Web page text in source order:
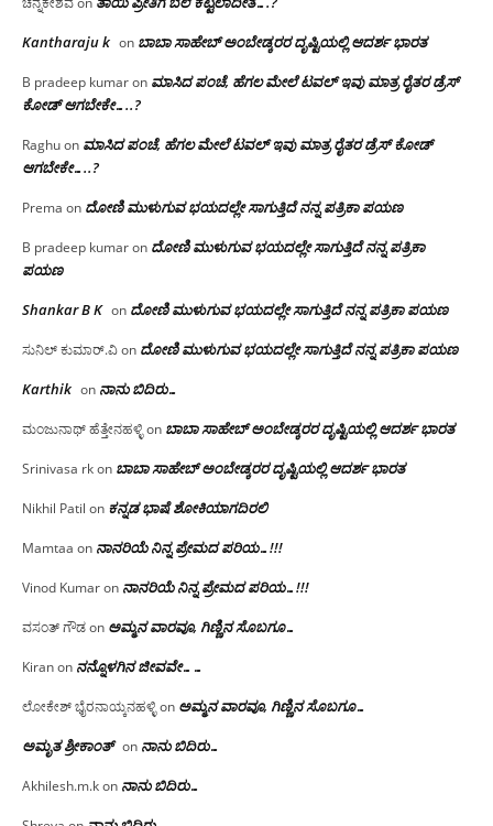
Kantharaju k on ಬಾಬಾ ಸಾಹೇಬ್ ಅಂಬೇಡ್ಕರರ ದೃಷ್ಟಿಯಲ್ಲಿ ಆದರ್ಶ ಭಾರತ
B pradeep kumaron ಮಾಸಿದ ಪಂಚೆ, ಹೆಗಲ ಮೇಲೆ ಟವಲ್‌ ಇವು ಮಾತ್ರ ರೈತರ ಡ್ರೆಸ್‌
ಕೋಡ್ ಆಗಬೇಕೇ…..?‌
Raghuon ಮಾಸಿದ ಪಂಚೆ, ಹೆಗಲ ಮೇಲೆ ಟವಲ್‌ ಇವು ಮಾತ್ರ ರೈತರ ಡ್ರೆಸ್‌ ಕೋಡ್
ಆಗಬೇಕೇ…..?‌
Prema on ದೋಣಿ ಮುಳುಗುವ ಭಯದಲ್ಲೇ ಸಾಗುತ್ತಿದೆ ನನ್ನ ಪತ್ರಿಕಾ ಪಯಣ
B pradeep kumaron ದೋಣಿ ಮುಳುಗುವ ಭಯದಲ್ಲೇ ಸಾಗುತ್ತಿದೆ ನನ್ನ ಪತ್ರಿಕಾ
ಪಯಣ
Shankar B K on ದೋಣಿ ಮುಳುಗುವ ಭಯದಲ್ಲೇ ಸಾಗುತ್ತಿದೆ ನನ್ನ ಪತ್ರಿಕಾ ಪಯಣ
ಸುನಿಲ್ ಕುಮಾರ್.ವಿon ದೋಣಿ ಮುಳುಗುವ ಭಯದಲ್ಲೇ ಸಾಗುತ್ತಿದೆ ನನ್ನ ಪತ್ರಿಕಾ ಪಯಣ
Karthik on ನಾನು ಬಿದಿರು…
ಮಂಜುನಾಥ್ ಹೆತ್ತೇನಹಳ್ಳಿon ಬಾಬಾ ಸಾಹೇಬ್ ಅಂಬೇಡ್ಕರರ ದೃಷ್ಟಿಯಲ್ಲಿ ಆದರ್ಶ ಭಾರತ
Srinivasa rkon ಬಾಬಾ ಸಾಹೇಬ್ ಅಂಬೇಡ್ಕರರ ದೃಷ್ಟಿಯಲ್ಲಿ ಆದರ್ಶ ಭಾರತ
Nikhil Patil on ಕನ್ನಡ ಭಾಷೆ ಶೋಕಿಯಾಗದಿರಲಿ
Mamtaa on ನಾನರಿಯೆ ನಿನ್ನ ಪ್ರೇಮದ ಪರಿಯ…!!!
Vinod Kumaron ನಾನರಿಯೆ ನಿನ್ನ ಪ್ರೇಮದ ಪರಿಯ…!!!
ವಸಂತ್ ಗೌಡon ಅಮ್ಮನ ವಾರವೂ, ಗಿಣ್ಣಿನ ಸೊಬಗೂ…
Kiranon ನನ್ನೊಳಗಿನ ಜೀವವೇ……
ಲೋಕೇಶ್ ಭೈರನಾಯ್ಕನಹಳ್ಳಿon ಅಮ್ಮನ ವಾರವೂ, ಗಿಣ್ಣಿನ ಸೊಬಗೂ…
ಅಮೃತ ಶ್ರೀಕಾಂತ್ on ನಾನು ಬಿದಿರು…
Akhilesh.m.kon ನಾನು ಬಿದಿರು…